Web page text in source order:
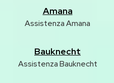
Amana
Assistenza Amana
Bauknecht
Assistenza Bauknecht